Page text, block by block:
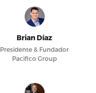
Brian Díaz
Presidente & Fundador
Pacifico Group